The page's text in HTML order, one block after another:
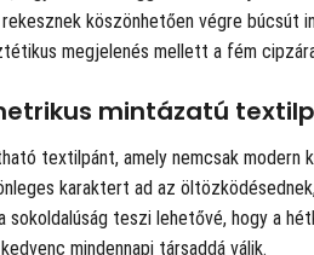
köszönhetően végre búcsút
megjelenés mellett a fém
mintázatú
textilpánt, amely nemcsak
karaktert ad az
sokoldalúság teszi lehetővé, hogy a
mindennapi társaddá válik.